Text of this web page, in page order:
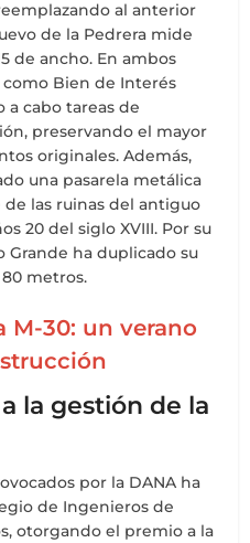
al anterior
de la Pedrera mide
de ancho. En ambos
como Bien de Interés
a cabo tareas de
preservando el mayor
originales. Además,
una pasarela metálica
las ruinas del antiguo
20 del siglo XVIII. Por su
Grande ha duplicado su
metros.
M-30: un verano
la gestión de la
por la DANA ha
de Ingenieros de
otorgando el premio a la